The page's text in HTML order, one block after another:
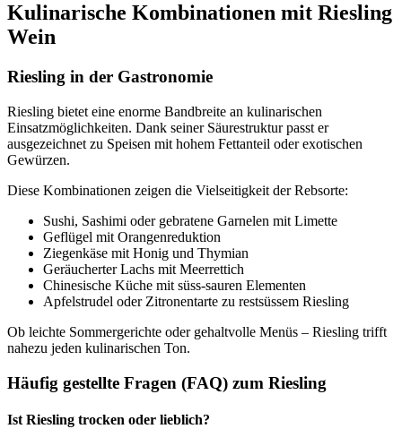
Kulinarische Kombinationen mit Riesling
Wein
Riesling in der Gastronomie
Riesling bietet eine enorme Bandbreite an kulinarischen
Einsatzmöglichkeiten. Dank seiner Säurestruktur passt er
ausgezeichnet zu Speisen mit hohem Fettanteil oder exotischen
Gewürzen.
Diese Kombinationen zeigen die Vielseitigkeit der Rebsorte:
Sushi, Sashimi oder gebratene Garnelen mit Limette
Geflügel mit Orangenreduktion
Ziegenkäse mit Honig und Thymian
Geräucherter Lachs mit Meerrettich
Chinesische Küche mit süss-sauren Elementen
Apfelstrudel oder Zitronentarte zu restsüssem Riesling
Ob leichte Sommergerichte oder gehaltvolle Menüs – Riesling trifft
nahezu jeden kulinarischen Ton.
Häufig gestellte Fragen (FAQ) zum Riesling
Ist Riesling trocken oder lieblich?